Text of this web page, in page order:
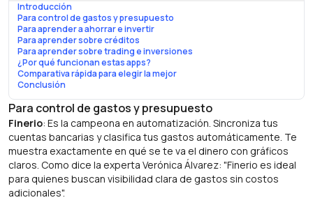
Introducción
Para control de gastos y presupuesto
Para aprender a ahorrar e invertir
Para aprender sobre créditos
Para aprender sobre trading e inversiones
¿Por qué funcionan estas apps?
Comparativa rápida para elegir la mejor
Conclusión
Para control de gastos y presupuesto
Finerio: Es la campeona en automatización. Sincroniza tus
cuentas bancarias y clasifica tus gastos automáticamente. Te
muestra exactamente en qué se te va el dinero con gráficos
claros. Como dice la experta Verónica Álvarez: "Finerio es ideal
para quienes buscan visibilidad clara de gastos sin costos
adicionales".